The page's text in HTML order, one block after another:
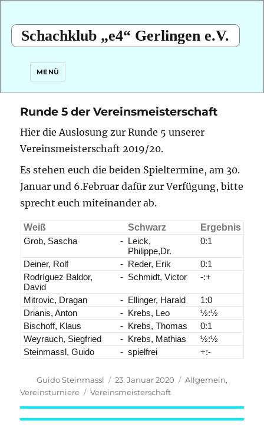
Schachklub „e4“ Gerlingen e.V.
MENÜ
Runde 5 der Vereinsmeisterschaft
Hier die Auslosung zur Runde 5 unserer
Vereinsmeisterschaft 2019/20.
Es stehen euch die beiden Spieltermine, am 30.
Januar und 6.Februar dafür zur Verfügung, bitte
sprecht euch miteinander ab.
Weiß Schwarz
Ergebnis
Grob, Sascha
- Leick,
Philippe,Dr.
0:1
Deiner, Rolf - Reder, Erik
0:1
Rodríguez Baldor,
David
- Schmidt, Victor -:+
Mitrovic, Dragan - Ellinger, Harald
1:0
Drianis, Anton
- Krebs, Leo
½:½
Bischoff, Klaus
- Krebs, Thomas
0:1
Weyrauch, Siegfried
- Krebs, Mathias
½:½
Steinmassl, Guido
- spielfrei +:-
Autor
Guido Steinmassl
Veröffentlicht
am
23. Januar 2020 Kategorien
Allgemein,
Vereinsturniere
Schlagwörter
Vereinsmeisterschaft